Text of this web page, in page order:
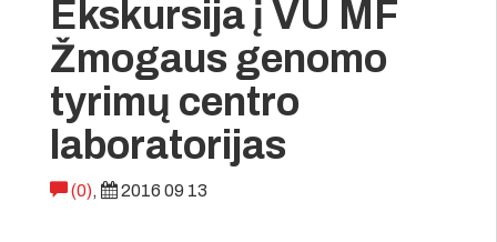
Ekskursija į VU MF
Žmogaus genomo
tyrimų centro
laboratorijas
(0), 2016 09 13